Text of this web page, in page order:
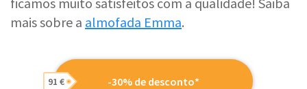
mais sobre a almofada Emma.
-30% de desconto*
91 €